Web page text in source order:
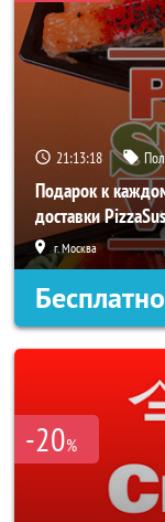
21:13:17
Подарок к
доставки
г. Москва
Бесплатно
-20%